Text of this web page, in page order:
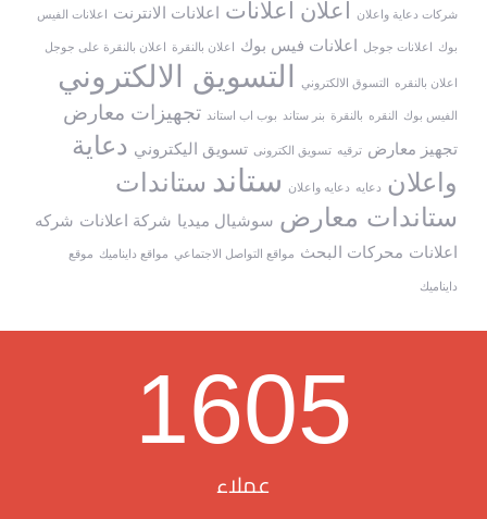
شركات دعاية واعلان اعلان اعلانات اعلانات الانترنت اعلانات الفيس
بوك اعلانات جوجل اعلانات فيس بوك اعلان بالنقرة اعلان بالنقرة على جوجل
اعلان بالنقره التسوق الالكتروني التسويق الالكتروني
الفيس بوك النقره بالنقرة بنر ستاند بوب اب استاند تجهيزات معارض
تجهيز معارض ترقيه تسويق الكترونى تسويق اليكتروني دعاية
واعلان دعايه دعايه واعلان ستاند ستاندات
ستاندات معارض سوشيال ميديا شركة اعلانات شركه
اعلانات محركات البحث مواقع التواصل الاجتماعي مواقع دايناميك موقع
دايناميك
1605
عملاء